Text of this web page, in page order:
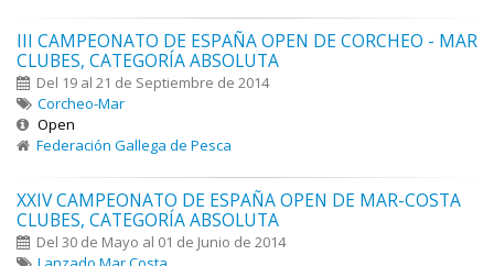
III CAMPEONATO DE ESPAÑA OPEN DE CORCHEO - MAR
CLUBES, CATEGORÍA ABSOLUTA
Del 19 al 21 de Septiembre de 2014
Corcheo-Mar
Open
Federación Gallega de Pesca
XXIV CAMPEONATO DE ESPAÑA OPEN DE MAR-COSTA
CLUBES, CATEGORÍA ABSOLUTA
Del 30 de Mayo al 01 de Junio de 2014